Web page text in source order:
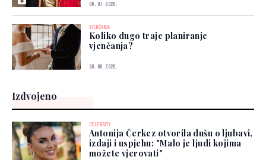
06. 07. 2026.
VJENČANJA
Koliko dugo traje planiranje
vjenčanja?
30. 06. 2026.
Izdvojeno
CELEBRITY
Antonija Čerkez otvorila dušu o ljubavi,
izdaji i uspjehu: "Malo je ljudi kojima
možete vjerovati"